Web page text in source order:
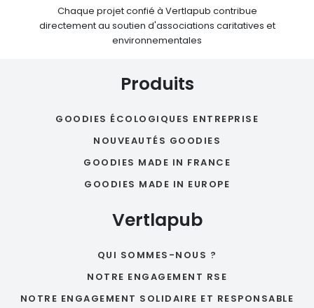
Chaque projet confié à Vertlapub contribue
directement au soutien d'associations caritatives et
environnementales
Produits
GOODIES ÉCOLOGIQUES ENTREPRISE
NOUVEAUTÉS GOODIES
GOODIES MADE IN FRANCE
GOODIES MADE IN EUROPE
Vertlapub
QUI SOMMES-NOUS ?
NOTRE ENGAGEMENT RSE
NOTRE ENGAGEMENT SOLIDAIRE ET RESPONSABLE